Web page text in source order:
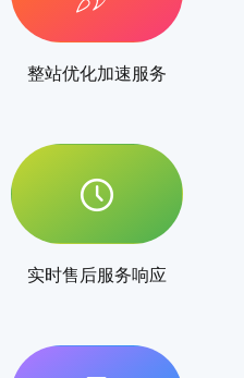
整站优化加速服务
实时售后服务响应